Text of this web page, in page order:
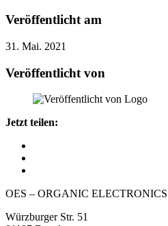
Veröffentlicht am
31. Mai. 2021
Veröffentlicht von
Jetzt teilen:
OES – ORGANIC
Würzburger Str. 51